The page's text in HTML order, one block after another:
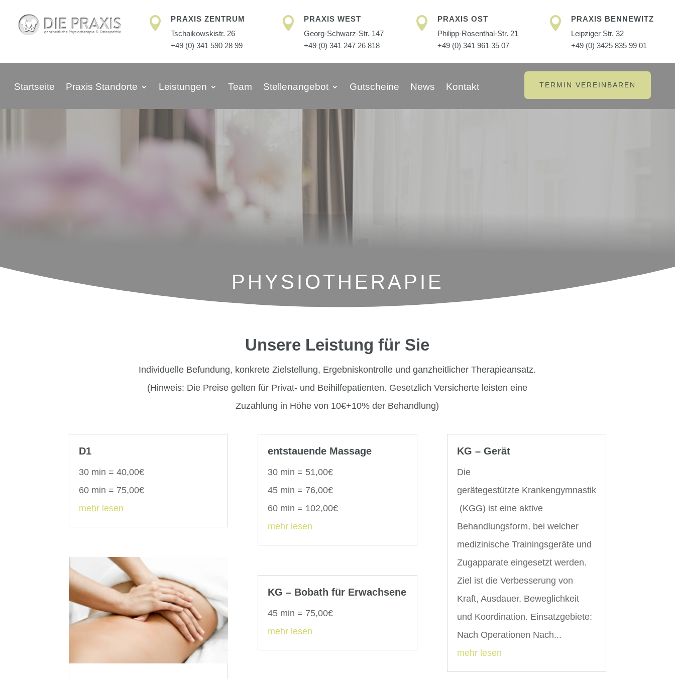

PRAXIS ZENTRUM
Tschaikowskistr. 26
+49 (0) 341 590 28 99

PRAXIS WEST
Georg-Schwarz-Str. 147
+49 (0) 341 247 26 818

PRAXIS OST
Philipp-Rosenthal-Str. 21
+49 (0) 341 961 35 07

PRAXIS BENNEWITZ
Leipziger Str. 32
+49 (0) 3425 835 99 01
Startseite Praxis Standorte Leistungen Team Stellenangebot Gutscheine News Kontakt TERMIN VEREINBAREN
PHYSIOTHERAPIE
Unsere Leistung für Sie
Individuelle Befundung, konkrete Zielstellung, Ergebniskontrolle und ganzheitlicher Therapieansatz.
(Hinweis: Die Preise gelten für Privat- und Beihilfepatienten. Gesetzlich Versicherte leisten eine
Zuzahlung in Höhe von 10€+10% der Behandlung)
D1
30 min = 40,00€
60 min = 75,00€
mehr lesen
entstauende Massage
30 min = 51,00€
45 min = 76,00€
60 min = 102,00€
mehr lesen
KG – Bobath für Erwachsene
45 min = 75,00€
mehr lesen
KG – Gerät
Die
gerätegestützte Krankengymnastik
(KGG) ist eine aktive
Behandlungsform, bei welcher
medizinische Trainingsgeräte und
Zugapparate eingesetzt werden.
Ziel ist die Verbesserung von
Kraft, Ausdauer, Beweglichkeit
und Koordination. Einsatzgebiete:
Nach Operationen Nach...
mehr lesen